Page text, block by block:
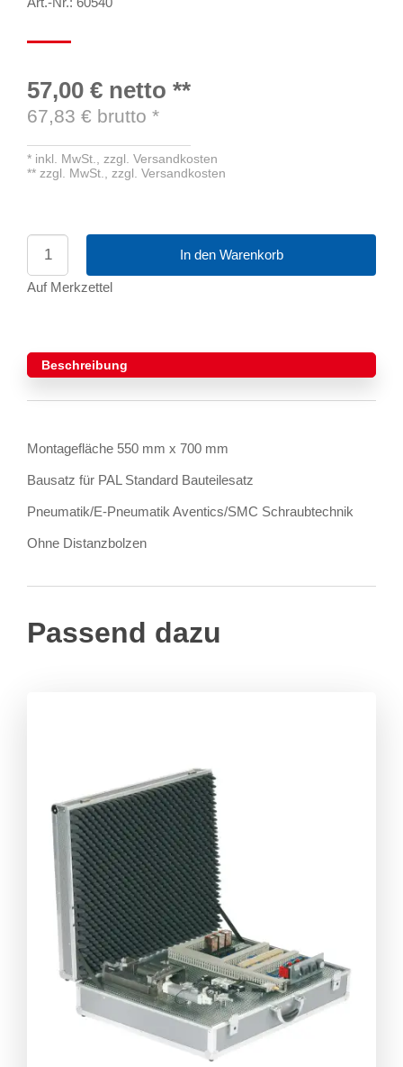
57,00 € netto **
67,83 € brutto *
* inkl. MwSt., zzgl. Versandkosten
** zzgl. MwSt., zzgl. Versandkosten
In den Warenkorb
Auf Merkzettel
Beschreibung
Montagefläche 550 mm x 700 mm
Bausatz für PAL Standard Bauteilesatz
Pneumatik/E-Pneumatik Aventics/SMC Schraubtechnik
Ohne Distanzbolzen
Passend dazu